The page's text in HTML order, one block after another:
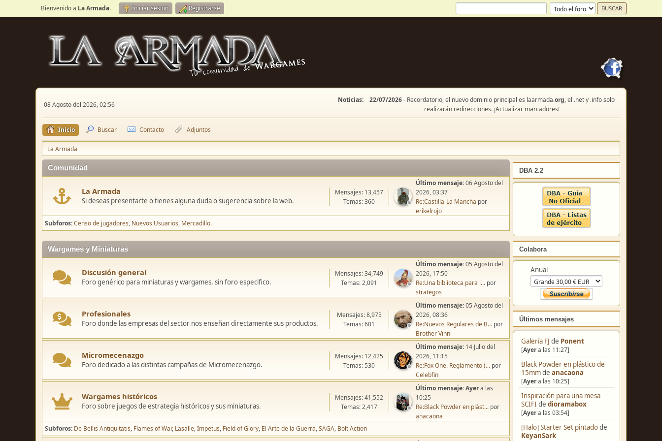
Bienvenido a La Armada. Iniciar sesión Registrarse
08 Agosto del 2026, 02:56
Noticias: 22/07/2026- Recordatorio, el nuevo dominio principal es laarmada.org, el .net y .info solo
realizarán redirecciones. ¡Actualizar marcadores!
Inicio Buscar Contacto Adjuntos
La Armada
DBA 2.2
Colabora
Anual
Últimos mensajes
Galería FJ de Ponent
[Ayera las 11:27]
Black Powder en plástico de
15mmde anacaona
[Ayera las 10:25]
Inspiración para una mesa
SCIFI de dioramabox
[Ayera las 03:54]
[Halo] Starter Set pintadode
KeyanSark
Comunidad
La Armada
Si deseas presentarte o tienes alguna duda o sugerencia sobre la web.
Mensajes: 13,457
Temas: 360
Último mensaje:06 Agosto del
2026, 03:37
Re:Castilla-La Mancha por
erikelrojo
Subforos Censo de jugadores Nuevos Usuarios Mercadillo.
Wargames y Miniaturas
Discusión general
Foro genérico para miniaturas y wargames, sin foro especifico.
Mensajes: 34,749
Temas: 2,091
Último mensaje:05 Agosto del
2026, 17:50
Re:Una biblioteca para l... por
strategos
Profesionales
Foro donde las empresas del sector nos enseñan directamente sus productos.
Mensajes: 8,975
Temas: 601
Último mensaje:05 Agosto del
2026, 08:36
Re:Nuevos Regulares de B... por
Brother Vinni
Micromecenazgo
Foro dedicado a las distintas campañas de Micromecenazgo.
Mensajes: 12,425
Temas: 530
Último mensaje: 14 Julio del
2026, 11:15
Re:Fox One. Reglamento (... por
Celebfin
Wargames históricos
Foro sobre juegos de estrategia históricos y sus miniaturas.
Mensajes: 41,552
Temas: 2,417
Último mensaje:Ayera las
10:25
Re:Black Powder en plást... por
anacaona
Subforos De Bellis Antiquitatis Flames of War Lasalle Impetus Field of Glory El Arte de la Guerra SAGA Bolt Action